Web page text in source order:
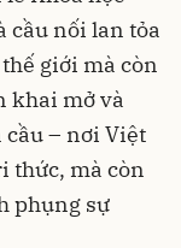
cầu nối lan tỏa
giới mà còn
khai mở và
– nơi Việt
thức, mà còn
phụng sự